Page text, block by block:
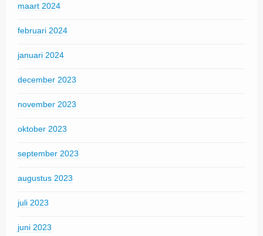
maart 2024
februari 2024
januari 2024
december 2023
november 2023
oktober 2023
september 2023
augustus 2023
juli 2023
juni 2023